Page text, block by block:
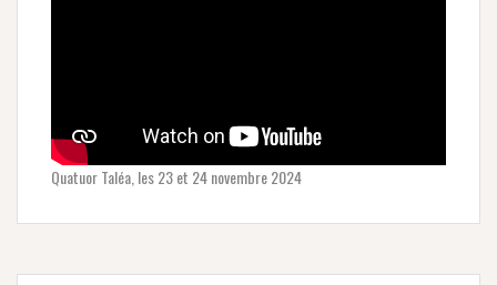
Quatuor Taléa, les 23 et 24 novembre 2024